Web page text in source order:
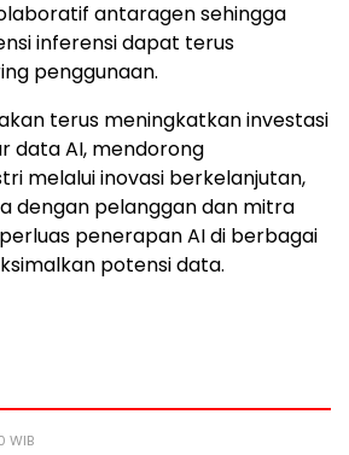
antaragen sehingga
inferensi dapat terus
penggunaan.
terus meningkatkan investasi
data AI, mendorong
melalui inovasi berkelanjutan,
dengan pelanggan dan mitra
penerapan AI di berbagai
potensi data.
WIB